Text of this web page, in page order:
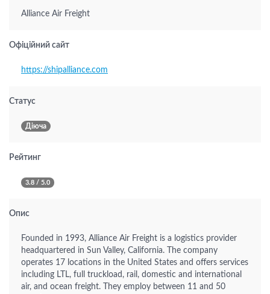
Alliance Air Freight
Офіційний сайт
https://shipalliance.com
Статус
Діюча
Рейтинг
3.8 / 5.0
Опис
Founded in 1993, Alliance Air Freight is a logistics provider
headquartered in Sun Valley, California. The company
operates 17 locations in the United States and offers services
including LTL, full truckload, rail, domestic and international
air, and ocean freight. They employ between 11 and 50